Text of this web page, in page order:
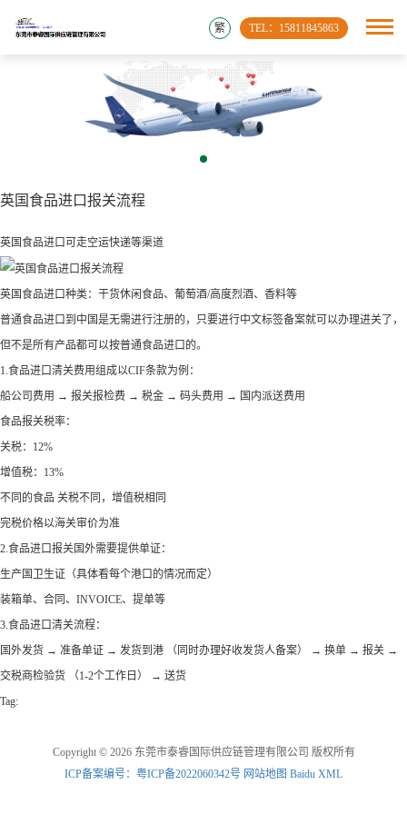
TEL：15811845863
繁
英国食品进口报关流程
英国食品进口可走空运快递等渠道
英国食品进口种类：干货休闲食品、葡萄酒/高度烈酒、香料等
普通食品进口到中国是无需进行注册的，只要进行中文标签备案就可以办理进关了，
但不是所有产品都可以按普通食品进口的。
1.食品进口清关费用组成以CIF条款为例：
船公司费用 → 报关报检费 → 税金 → 码头费用 → 国内派送费用
食品报关税率：
关税：12%
增值税：13%
不同的食品 关税不同，增值税相同
完税价格以海关审价为准
2.食品进口报关国外需要提供单证：
生产国卫生证（具体看每个港口的情况而定）
装箱单、合同、INVOICE、提单等
3.食品进口清关流程：
国外发货 → 准备单证 → 发货到港 （同时办理好收发货人备案） → 换单 → 报关 →
交税商检验货 （1-2个工作日） → 送货
Tag:
Copyright © 2026 东莞市泰睿国际供应链管理有限公司 版权所有
ICP备案编号：粤ICP备2022060342号 网站地图 Baidu XML